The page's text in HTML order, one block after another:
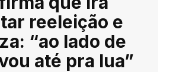
reeleição e
“ao lado de
até pra lua”